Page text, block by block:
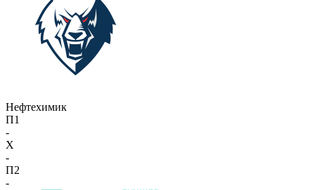
Нефтехимик
П1
-
X
-
П2
-